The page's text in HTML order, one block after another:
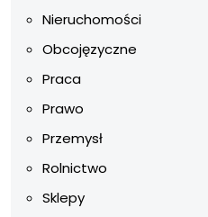
Nieruchomości
Obcojęzyczne
Praca
Prawo
Przemysł
Rolnictwo
Sklepy